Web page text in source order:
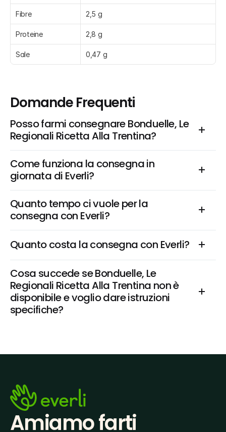
Fibre 2,5 g
Proteine 2,8 g
Sale 0,47 g
Domande Frequenti
Posso farmi consegnare Bonduelle, Le
Regionali Ricetta Alla Trentina?
Come funziona la consegna in
giornata di Everli?
Quanto tempo ci vuole per la
consegna con Everli?
Quanto costa la consegna con Everli?
Cosa succede se Bonduelle, Le
Regionali Ricetta Alla Trentina non è
disponibile e voglio dare istruzioni
specifiche?
Amiamo farti